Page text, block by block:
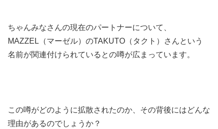
ちゃんみなさんの現在のパートナーについて、
MAZZEL（マーゼル）のTAKUTO（タクト）さんという
名前が関連付けられているとの噂が広まっています。
この噂がどのように拡散されたのか、その背後にはどんな
理由があるのでしょうか？